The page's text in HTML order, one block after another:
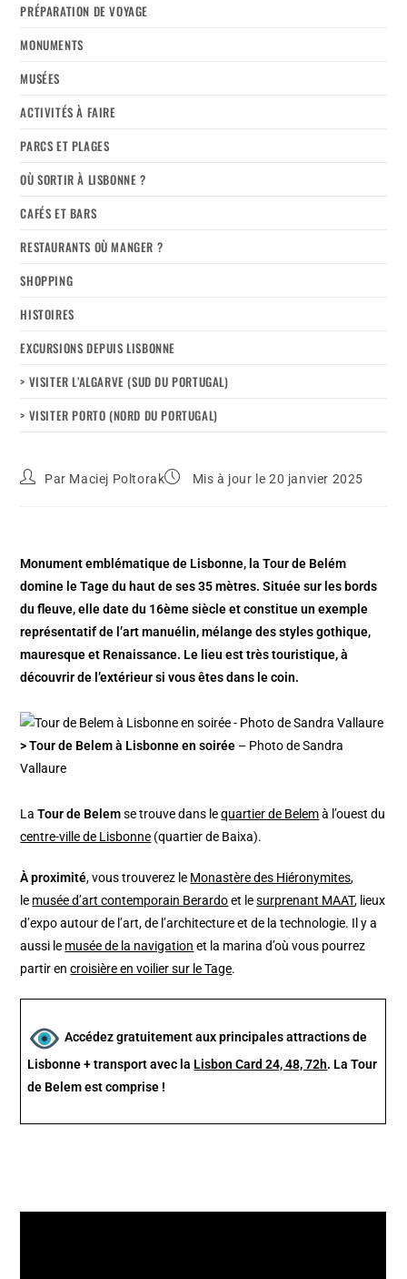
PRÉPARATION DE VOYAGE
MONUMENTS
MUSÉES
ACTIVITÉS À FAIRE
PARCS ET PLAGES
OÙ SORTIR À LISBONNE ?
CAFÉS ET BARS
RESTAURANTS OÙ MANGER ?
SHOPPING
HISTOIRES
EXCURSIONS DEPUIS LISBONNE
> VISITER L’ALGARVE (SUD DU PORTUGAL)
> VISITER PORTO (NORD DU PORTUGAL)
Par Maciej Poltorak Mis à jour le 20 janvier 2025
Monument emblématique de Lisbonne, la Tour de Belém
domine le Tage du haut de ses 35 mètres. Située sur les bords
du fleuve, elle date du 16ème siècle et constitue un exemple
représentatif de l’art manuélin, mélange des styles gothique,
mauresque et Renaissance. Le lieu est très touristique, à
découvrir de l’extérieur si vous êtes dans le coin.
> Tour de Belem à Lisbonne en soirée – Photo de Sandra
Vallaure
LaTour de Belemse trouve dans lequartier de Belemà l’ouest du
centre-ville de Lisbonne (quartier de Baixa).
À proximité, vous trouverez le Monastère des Hiéronymites,
le musée d’art contemporain Berardoet lesurprenant MAAT, lieux
d’expo autour de l’art, de l’architecture et de la technologie. Il y a
aussi le musée de la navigation et la marina d’où vous pourrez
partir encroisière en voilier sur le Tage.
Accédez gratuitement aux principales attractions de
Lisbonne + transport avec la Lisbon Card 24, 48, 72h. La Tour
de Belem est comprise !